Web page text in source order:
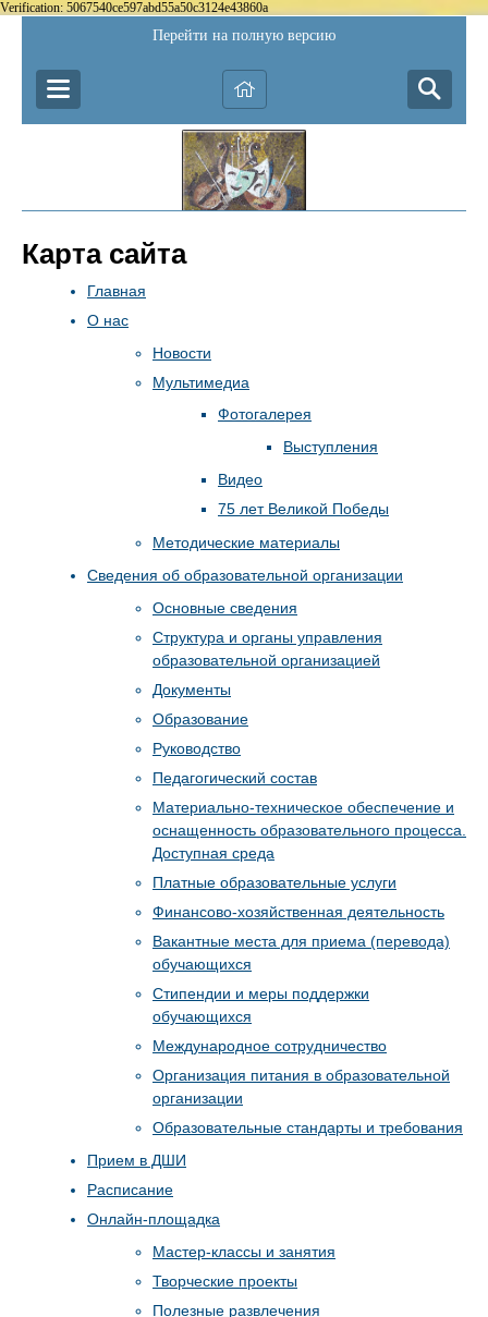
Verification: 5067540ce597abd55a50c3124e43860a
Перейти на полную версию
Карта сайта
Главная
О нас
Новости
Мультимедиа
Фотогалерея
Выступления
Видео
75 лет Великой Победы
Методические материалы
Сведения об образовательной организации
Основные сведения
Структура и органы управления
образовательной организацией
Документы
Образование
Руководство
Педагогический состав
Материально-техническое обеспечение и
оснащенность образовательного процесса.
Доступная среда
Платные образовательные услуги
Финансово-хозяйственная деятельность
Вакантные места для приема (перевода)
обучающихся
Стипендии и меры поддержки
обучающихся
Международное сотрудничество
Организация питания в образовательной
организации
Образовательные стандарты и требования
Прием в ДШИ
Расписание
Онлайн-площадка
Мастер-классы и занятия
Творческие проекты
Полезные развлечения